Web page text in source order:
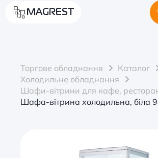
MAGREST
Торгове обладнання
Каталог
Холодильне обладнання
Шафи-вітрини для кафе,
Шафа-вітрина холодильна, біла